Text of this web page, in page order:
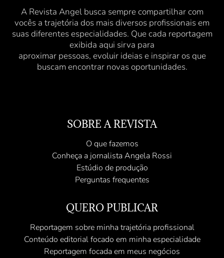
A Revista Angel busca sempre compartilhar com
vocês a trajetória dos mais diversos profissionais em
suas diferentes especialidades. Que cada reportagem
exibida aqui sirva para
aproximar pessoas, evoluir ideias e inspirar os que
buscam encontrar novas oportunidades.
SOBRE A REVISTA
O que fazemos
Conheça a jornalista Angela Rossi
Estúdio de produção
Perguntas frequentes
QUERO PUBLICAR
Reportagem sobre minha trajetória profissional
Conteúdo editorial focado em minha especialidade
Reportagem focada em meus negócios